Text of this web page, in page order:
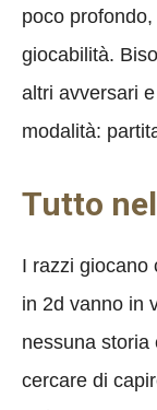
poco
giocabilità.
altri avversari
modalità:
Tutto
I razzi giocano
in 2d vanno in
nessuna storia
cercare di